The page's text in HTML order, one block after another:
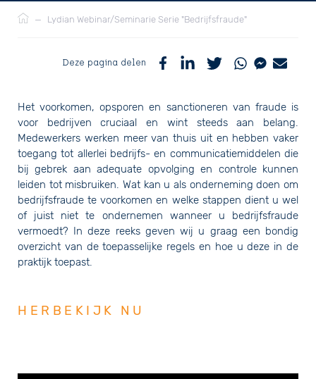
Kruimelpad
— Lydian Webinar/Seminarie Serie "Bedrijfsfraude"
Deze pagina delen
Het voorkomen, opsporen en sanctioneren van fraude is
voor bedrijven cruciaal en wint steeds aan belang.
Medewerkers werken meer van thuis uit en hebben vaker
toegang tot allerlei bedrijfs- en communicatiemiddelen die
bij gebrek aan adequate opvolging en controle kunnen
leiden tot misbruiken. Wat kan u als onderneming doen om
bedrijfsfraude te voorkomen en welke stappen dient u wel
of juist niet te ondernemen wanneer u bedrijfsfraude
vermoedt? In deze reeks geven wij u graag een bondig
overzicht van de toepasselijke regels en hoe u deze in de
praktijk toepast.
HERBEKIJK NU